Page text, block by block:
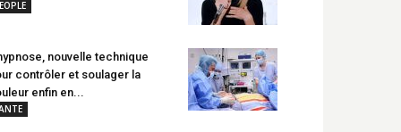
nouvelle technique
contrôler et soulager la
enfin en...